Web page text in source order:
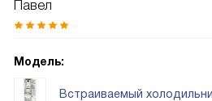
Павел
Модель:
Встраиваемый